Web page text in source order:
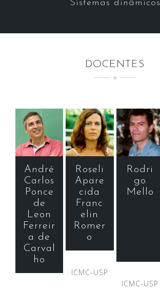
Sistemas dinâmicos
DOCENTES
André
Carlos
Ponce
de
Leon
Ferreir
a de
Carval
ho
Roseli
Apare
cida
Franc
elin
Romer
o
ICMC-USP
Rodri
go
Mello
ICMC-USP